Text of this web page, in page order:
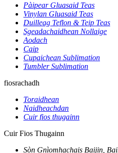
Pàipear Gluasaid Teas
Vinylan Gluasaid Teas
Duilleag Teflon & Teip Teas
Sgeadachaidhean Nollaige
Aodach
Caip
Cupaichean Sublimation
Tumbler Sublimation
fiosrachadh
Toraidhean
Naidheachdan
Cuir fios thugainn
Cuir Fios Thugainn
Sòn Gnìomhachais Baijin,